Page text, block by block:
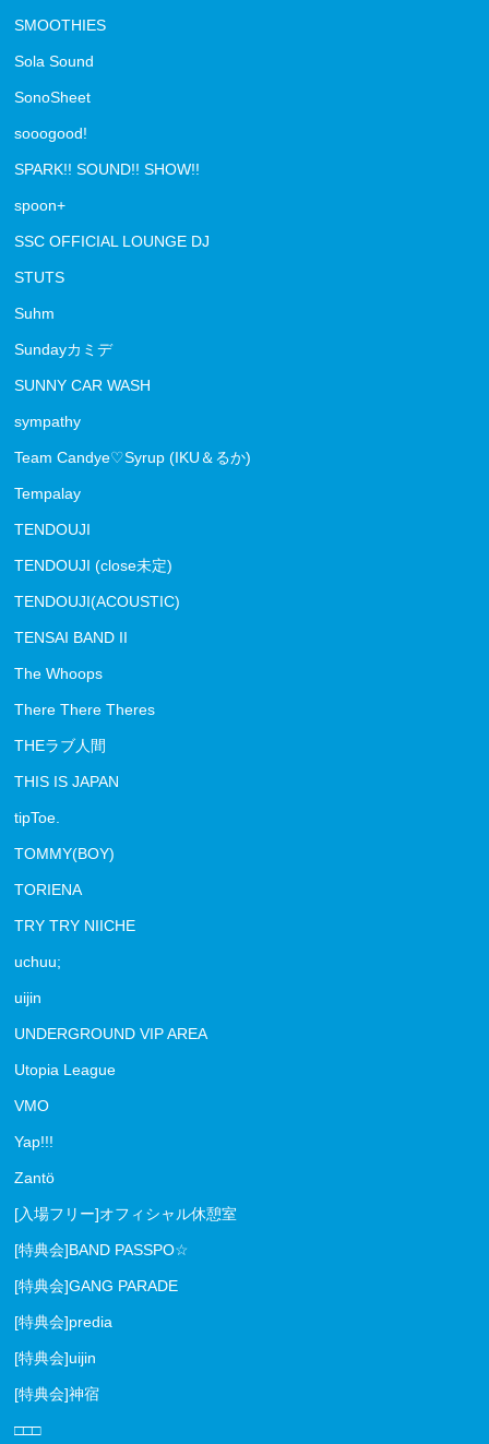
SMOOTHIES
Sola Sound
SonoSheet
sooogood!
SPARK!! SOUND!! SHOW!!
spoon+
SSC OFFICIAL LOUNGE DJ
STUTS
Suhm
Sundayカミデ
SUNNY CAR WASH
sympathy
Team Candye♡Syrup (IKU＆るか)
Tempalay
TENDOUJI
TENDOUJI (close未定)
TENDOUJI(ACOUSTIC)
TENSAI BAND II
The Whoops
There There Theres
THEラブ人間
THIS IS JAPAN
tipToe.
TOMMY(BOY)
TORIENA
TRY TRY NIICHE
uchuu;
uijin
UNDERGROUND VIP AREA
Utopia League
VMO
Yap!!!
Zantö
[入場フリー]オフィシャル休憩室
[特典会]BAND PASSPO☆
[特典会]GANG PARADE
[特典会]predia
[特典会]uijin
[特典会]神宿
□□□